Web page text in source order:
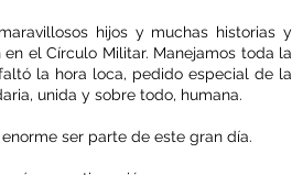
hijos y muchas historias y
el Círculo Militar. Manejamos toda la
la hora loca, pedido especial de la
unida y sobre todo, humana.
ser parte de este gran día.